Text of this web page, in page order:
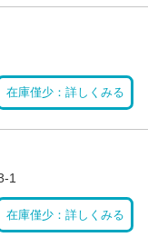
在庫僅少：詳しくみる
1
在庫僅少：詳しくみる